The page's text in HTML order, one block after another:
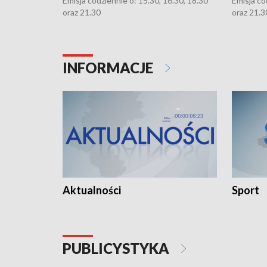
oraz 21.30
oraz
INFORMACJE
Aktualności Sport
PUBLICYSTYKA